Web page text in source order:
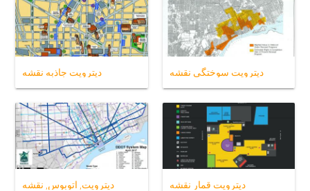
دیترویت جاذبه نقشه دیترویت سوختگی نقشه
دیترویت, اتوبوس, نقشه دیترویت قمار نقشه